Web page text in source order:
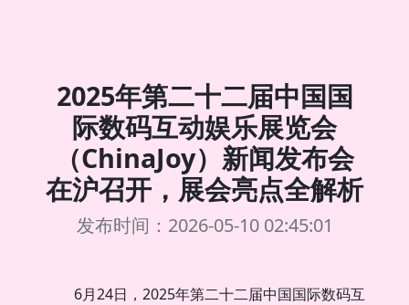
2025年第二十二届中国国
际数码互动娱乐展览会
（ChinaJoy）新闻发布会
在沪召开，展会亮点全解析
发布时间：2026-05-10 02:45:01
6月24日，2025年第二十二届中国国际数码互